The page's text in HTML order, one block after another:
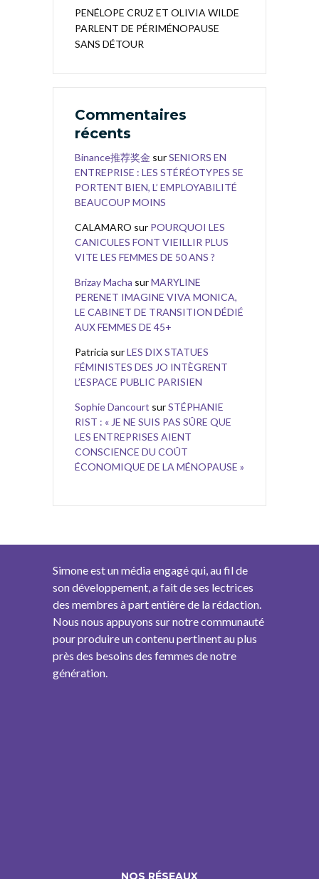
PENÉLOPE CRUZ ET OLIVIA WILDE
PARLENT DE PÉRIMÉNOPAUSE
SANS DÉTOUR
Commentaires
récents
Binance推荐奖金 surSENIORS EN
ENTREPRISE : LES STÉRÉOTYPES SE
PORTENT BIEN, L’ EMPLOYABILITÉ
BEAUCOUP MOINS
CALAMARO sur POURQUOI LES
CANICULES FONT VIEILLIR PLUS
VITE LES FEMMES DE 50 ANS ?
Brizay Macha surMARYLINE
PERENET IMAGINE VIVA MONICA,
LE CABINET DE TRANSITION DÉDIÉ
AUX FEMMES DE 45+
Patricia surLES DIX STATUES
FÉMINISTES DES JO INTÈGRENT
L’ESPACE PUBLIC PARISIEN
Sophie Dancourt surSTÉPHANIE
RIST : « JE NE SUIS PAS SÛRE QUE
LES ENTREPRISES AIENT
CONSCIENCE DU COÛT
ÉCONOMIQUE DE LA MÉNOPAUSE »
Simone est un média engagé qui, au fil de
son développement, a fait de ses lectrices
des membres à part entière de la rédaction.
Nous nous appuyons sur notre communauté
pour produire un contenu pertinent au plus
près des besoins des femmes de notre
génération.
NOS RÉSEAUX